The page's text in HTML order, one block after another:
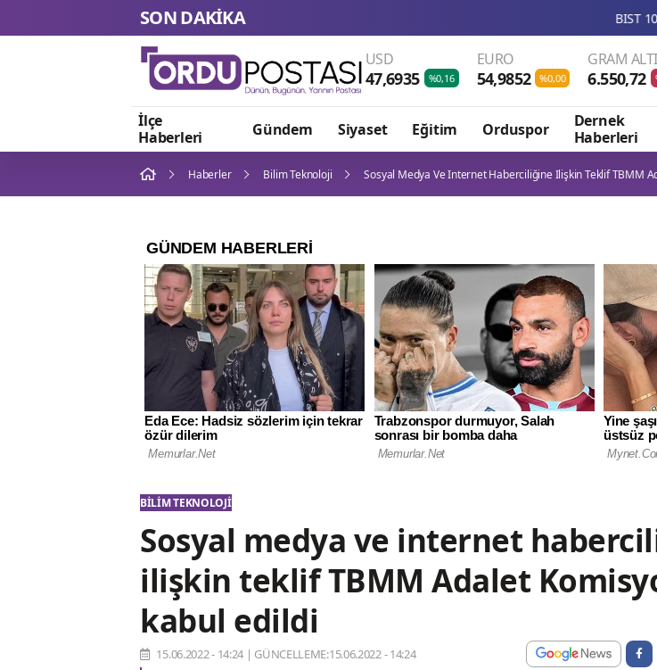
SON DAKİKA BIST 100'de yatay açılış
USD
47,6935 %0,16
EURO
54,9852 %0,00
GRAM
6.550,72
İlçe
Haberleri
Gündem Siyaset Eğitim Orduspor
Dernek
Haberleri
Haberler Bilim Teknoloji Sosyal Medya Ve Internet Haberciliğine Ilişkin Teklif TBMM
BILIM TEKNOLOJI
Sosyal medya ve internet
ilişkin teklif TBMM Adalet
kabul edildi
15.06.2022 - 14:24 | GÜNCELLEME:15.06.2022 - 14:24